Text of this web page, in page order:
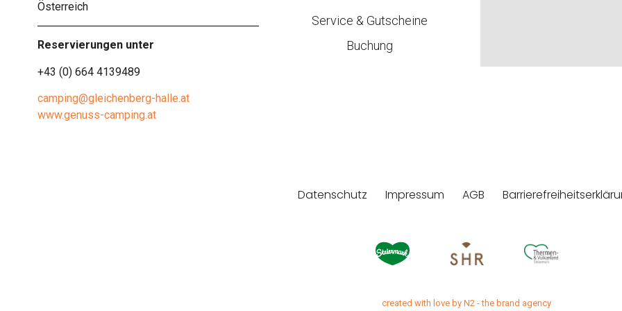
Österreich
Reservierungen unter
+43 (0) 664 4139489
camping@gleichenberg-halle.at
www.genuss-camping.at
Service & Gutscheine
Buchung
Datenschutz Impressum AGB
created with love by N2 - the brand agency